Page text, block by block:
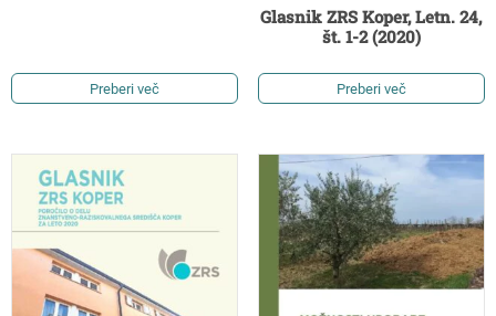
Preberi več
Glasnik ZRS Koper, Letn. 24,
št. 1-2 (2020)
Preberi več